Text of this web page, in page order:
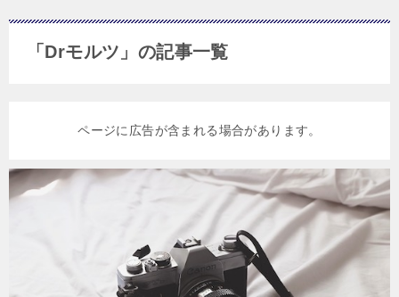
「Drモルツ」の記事一覧
ページに広告が含まれる場合があります。